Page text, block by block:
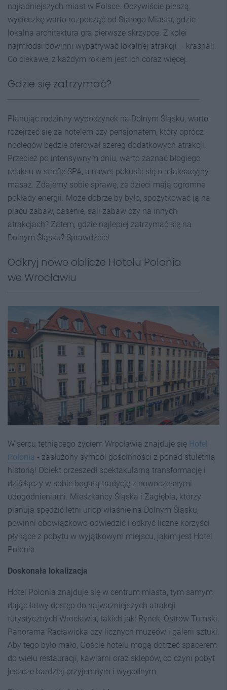
najładniejszych miast w Polsce. Oczywiście pieszą
wycieczkę warto rozpocząć od Starego Miasta, gdzie
lokalna architektura gra pierwsze skrzypce. Z kolei
najmłodsi powinni wypatrywać lokalnej atrakcji – krasnali.
Co ciekawe, z każdym rokiem jest ich coraz więcej.
Gdzie się zatrzymać?
Planując rodzinny wypoczynek na Dolnym Śląsku, warto
rozejrzeć się za hotelem czy pensjonatem, który oprócz
noclegów będzie oferował szereg dodatkowych atrakcji.
Przecież po intensywnym dniu, warto zaznać błogiego
relaksu w strefie SPA, a nawet pokusić się o relaksacyjny
masaż. Zdajemy sobie sprawę, że dzieci mają ogromne
pokłady energii. Może dobrze by było, spożytkować ją na
placu zabaw, basenie, sali zabaw czy na innych
atrakcjach? Zatem, gdzie najlepiej zatrzymać się na
Dolnym Śląsku? Sprawdźcie!
Odkryj nowe oblicze Hotelu Polonia
we Wrocławiu
W sercu tętniącego życiem Wrocławia znajduje się Hotel
Polonia - zasłużony symbol gościnności z ponad stuletnią
historią! Obiekt przeszedł spektakularną transformację i
dziś łączy w sobie bogatą tradycję z nowoczesnymi
udogodnieniami. Mieszkańcy Śląska i Zagłębia, którzy
planują spędzić letni urlop właśnie na Dolnym Śląsku,
powinni obowiązkowo odwiedzić i odkryć liczne korzyści
płynące z pobytu w wyjątkowym miejscu, jakim jest Hotel
Polonia.
Doskonała lokalizacja
Hotel Polonia znajduje się w centrum miasta, tym samym
dając łatwy dostęp do najważniejszych atrakcji
turystycznych Wrocławia, takich jak: Rynek, Ostrów Tumski,
Panorama Racławicka czy licznych muzeów i galerii sztuki.
Aby tego było mało, Goście hotelu mogą dotrzeć spacerem
do wielu restauracji, kawiarni oraz sklepów, co czyni pobyt
jeszcze bardziej przyjemnym i wygodnym.